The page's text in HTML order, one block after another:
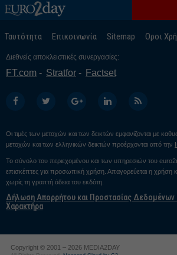
Ταυτότητα Επικοινωνία Sitemap Οροι
Διεθνείς αποκλειστικές συνεργασίες:
FT.com Stratfor Factset
Οι τιμές των μετοχών και των δεικτών εμφανίζονται με
μετοχών και των ελληνικών δεικτών προέρχονται από την
Το σύνολο του περιεχομένου και των υπηρεσιών του
επισκέπτες για προσωπική χρήση. Απαγορεύεται η χρήση
χωρίς τη γραπτή άδεια του εκδότη.
Δήλωση Απορρήτου και Προστασίας
Χαρακτήρα
Copyright © 2001 – 2026 MEDIA2DAY